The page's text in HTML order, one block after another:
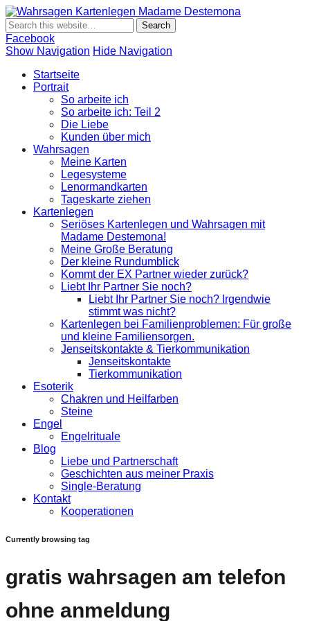
Wahrsagen und Kartenlegen Madame Destemona
Facebook
Show Navigation Hide Navigation
Startseite
Portrait
So arbeite ich
So arbeite ich: Teil 2
Die Liebe
Kunden über mich
Wahrsagen
Meine Karten
Legesysteme
Lenormandkarten
Tageskarte ziehen
Kartenlegen
Seriöses Kartenlegen und Wahrsagen mit
Madame Destemona!
Meine Große Beratung
Der kleine Rundumblick
Kommt der EX Partner wieder zurück?
Liebt Ihr Partner Sie noch?
Liebt Ihr Partner Sie noch? Irgendwie
stimmt was nicht?
Kartenlegen bei Familienproblemen: Für große
und kleine Familiensorgen.
Jenseitskontakte & Tierkommunikation
Jenseitskontakte
Tierkommunikation
Esoterik
Chakren und Heilfarben
Steine
Engel
Engelrituale
Blog
Liebe und Partnerschaft
Geschichten aus meiner Praxis
Single-Beratung
Kontakt
Kooperationen
Currently browsing tag
gratis wahrsagen am telefon
ohne anmeldung